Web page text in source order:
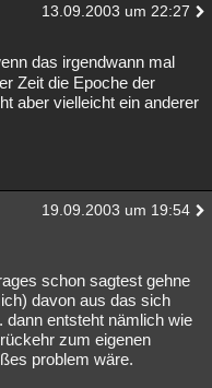
13.09.2003 um 22:27
das irgendwann mal
Zeit die Epoche der
aber vielleicht ein anderer
19.09.2003 um 19:54
schon sagtest gehne
davon aus das sich
dann entsteht nämlich wie
zum eigenen
problem wäre.